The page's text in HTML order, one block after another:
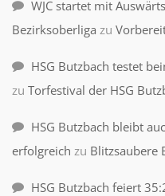
WJC startet mit
Bezirksoberliga zu
HSG Butzbach testet
zu Torfestival der HSG
HSG Butzbach bleibt
erfolgreich zu Blitzsaubere
HSG Butzbach feiert